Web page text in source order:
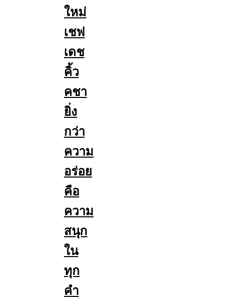
ใหม่
เชฟ
เดช
คิ้ว
คชา
ยิ่ง
กว่า
ความ
อร่อย
คือ
ความ
สนุก
ใน
ทุก
คำ